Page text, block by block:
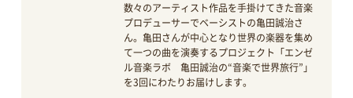
数々のアーティスト作品を手掛けてきた音楽
プロデューサーでベーシストの亀田誠治さ
ん。亀田さんが中心となり世界の楽器を集め
て一つの曲を演奏するプロジェクト「エンゼ
ル音楽ラボ 亀田誠治の“音楽で世界旅行”」
を3回にわたりお届けします。